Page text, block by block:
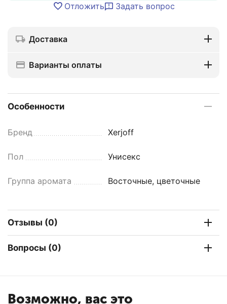
Отложить Задать вопрос
Доставка
Варианты оплаты
Особенности
Бренд Xerjoff
Пол Унисекс
Группа аромата Восточные, цветочные
Отзывы (0)
Вопросы (0)
Возможно, вас это